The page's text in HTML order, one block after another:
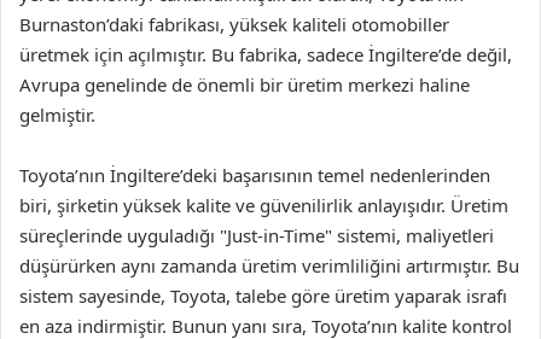
Burnaston’daki fabrikası, yüksek kaliteli otomobiller
üretmek için açılmıştır. Bu fabrika, sadece İngiltere’de değil,
Avrupa genelinde de önemli bir üretim merkezi haline
gelmiştir.
Toyota’nın İngiltere’deki başarısının temel nedenlerinden
biri, şirketin yüksek kalite ve güvenilirlik anlayışıdır. Üretim
süreçlerinde uyguladığı "Just-in-Time" sistemi, maliyetleri
düşürürken aynı zamanda üretim verimliliğini artırmıştır. Bu
sistem sayesinde, Toyota, talebe göre üretim yaparak israfı
en aza indirmiştir. Bunun yanı sıra, Toyota’nın kalite kontrol